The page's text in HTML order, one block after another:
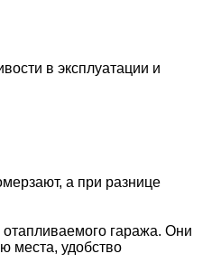
в эксплуатации и
а при разнице
гаража. Они
места, удобство